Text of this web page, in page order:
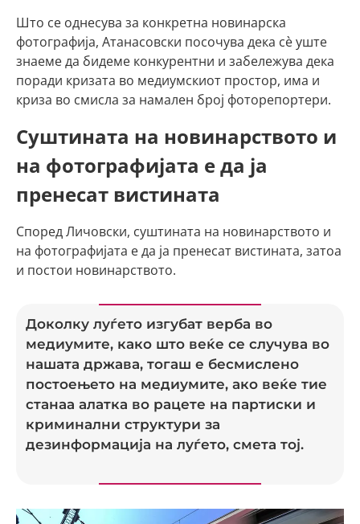
Што се однесува за конкретна новинарска
фотографија, Атанасовски посочува дека сè уште
знаеме да бидеме конкурентни и забележува дека
поради кризата во медиумскиот простор, има и
криза во смисла за намален број фоторепортери.
Суштината на новинарството и
на фотографијата е да ја
пренесат вистината
Според Личовски, суштината на новинарството и
на фотографијата е да ја пренесат вистината, затоа
и постои новинарството.
Доколку луѓето изгубат верба во
медиумите, како што веќе се случува во
нашата држава, тогаш е бесмислено
постоењето на медиумите, ако веќе тие
станаа алатка во рацете на партиски и
криминални структури за
дезинформација на луѓето, смета тој.